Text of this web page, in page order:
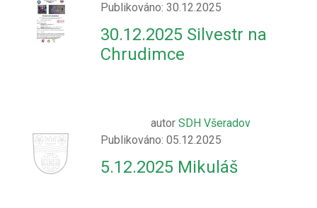
Publikováno: 30.12.2025
30.12.2025 Silvestr na
Chrudimce
autor SDH Všeradov
Publikováno: 05.12.2025
5.12.2025 Mikuláš